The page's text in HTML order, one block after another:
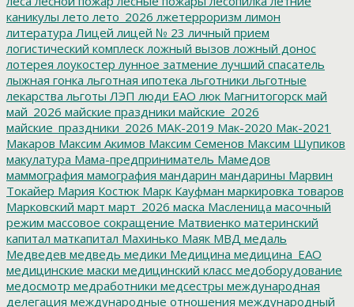
каникулы лето лето_2026 лжетерроризм лимон
литература Лицей лицей № 23 личный прием
логистический комплеск ложный вызов ложный донос
лотерея лоукостер лунное затмение лучший спасатель
лыжная гонка льготная ипотека льготники льготные
лекарства льготы ЛЭП люди ЕАО люк Магнитогорск май
май_2026 майские праздники майские_2026
майские_праздники_2026 МАК-2019 Мак-2020 Мак-2021
Макаров Максим Акимов Максим Семенов Максим Шупиков
макулатура Мама-предприниматель Мамедов
маммография мамография мандарин мандарины Марвин
Токайер Мария Костюк Марк Кауфман маркировка товаров
Марковский март март_2026 маска Масленица масочный
режим массовое сокращение Матвиенко материнский
капитал маткапитал Махинько Маяк МВД медаль
Медведев медведь медики Медицина медицина_ЕАО
медицинские маски медицинский класс медоборудование
медосмотр медработники медсестры международная
делегация международные отношения международный